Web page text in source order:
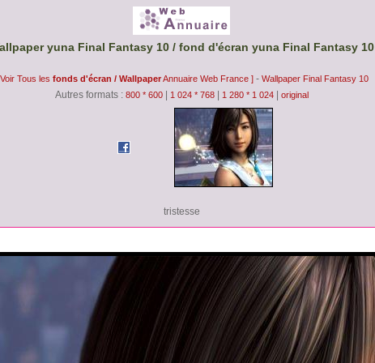
yuna Final Fantasy 10 / fond d'écran yuna Final Fantasy 10
Tous les fonds d'écran / WallpaperAnnuaire Web France ] - Wallpaper Final Fantasy 10
Autres formats : 800 * 600| 1 024 * 768 1 280 * 1 024| original
tristesse